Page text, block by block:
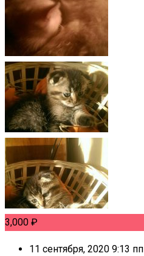
3,000 ₽
11 сентября, 2020 9:13 пп